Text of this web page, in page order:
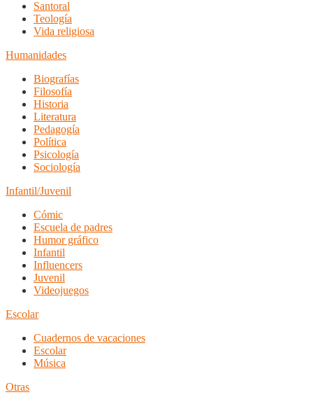
Santoral
Teología
Vida religiosa
Humanidades
Biografías
Filosofía
Historia
Literatura
Pedagogía
Política
Psicología
Sociología
Infantil/Juvenil
Cómic
Escuela de padres
Humor gráfico
Infantil
Influencers
Juvenil
Videojuegos
Escolar
Cuadernos de vacaciones
Escolar
Música
Otras